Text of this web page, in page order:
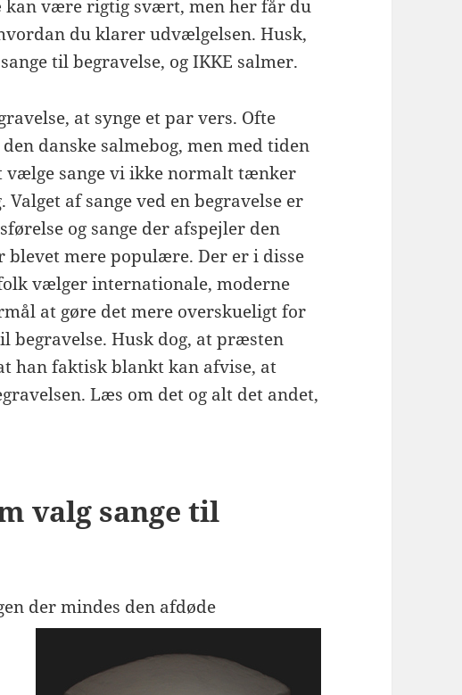
kan være rigtig svært, men her får du
du klarer udvælgelsen. Husk,
til begravelse, og IKKE salmer.
at synge et par vers. Ofte
danske salmebog, men med tiden
vælge sange vi ikke normalt tænker
af sange ved en begravelse er
og sange der afspejler den
blevet mere populære. Der er i disse
vælger internationale, moderne
at gøre det mere overskueligt for
begravelse. Husk dog, at præsten
han faktisk blankt kan afvise, at
Læs om det og alt det andet,
valg sange til
der mindes den afdøde